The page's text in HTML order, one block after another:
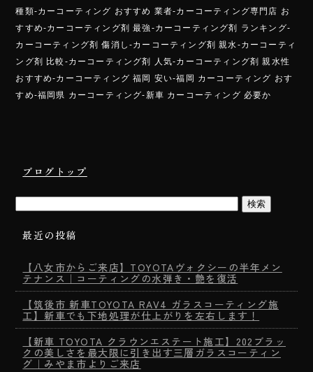
種類-カーコーティング おすすめ 業者-カーコーティング専門店 お
すすめ-カーコーティング剤 最強-カーコーティング剤 ランキング-
カーコーティング剤 傷消し-カーコーティング剤 親水-カーコーティ
ング剤 比較-カーコーティング剤 人気-カーコーティング剤 親水性
おすすめ-カーコーティング 福岡 安い-福岡 カーコーティング おす
すめ-福岡県 カーコーティング-新車 カーコーティング 必要か
ブログトップ
最近の投稿
【八女市からご来店】TOYOTAヴォクシーの半年メン
テナンス｜コーティングの水弾き・艶を復活
【筑後市 新車TOYOTA RAV4 ガラスコーティング施
工】新車でも下地処理が仕上がりを左右します！
【新車 TOYOTA クラウンエステート施工】202ブラッ
クの美しさを最大限に引き出す三層ガラスコーティン
グ｜みやま市よりご来店